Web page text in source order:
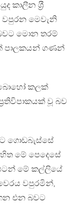
කාලීන ශ‍්‍රී
වපුරන මෙවැනි
මොන තරම්
පාලකයන් ගණන්
බොහෝ කලක්
වූ බව
ගොඩබැස්සේ
මේ පෙදෙසේ
මේ කල්ලියේ
වපුරමින්,
එන බවට